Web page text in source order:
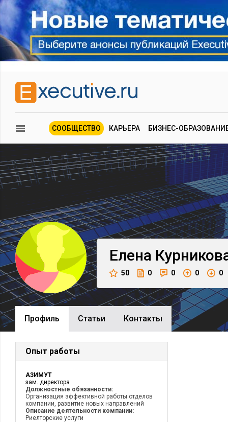
СООБЩЕСТВО КАРЬЕРА БИЗНЕС-
Елена
50 0 0 0 0
Профиль Cтатьи Контакты
Опыт работы
АЗИМУТ
зам. директора
Должностные обязанности:
Организация эффективной работы отделов
компании, развитие новых направлений
Описание деятельности компании:
Риелторские услуги